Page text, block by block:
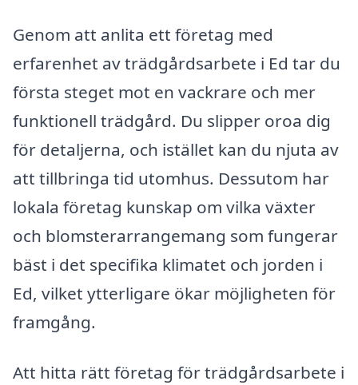
Genom att anlita ett företag med
erfarenhet av trädgårdsarbete i Ed tar du
första steget mot en vackrare och mer
funktionell trädgård. Du slipper oroa dig
för detaljerna, och istället kan du njuta av
att tillbringa tid utomhus. Dessutom har
lokala företag kunskap om vilka växter
och blomsterarrangemang som fungerar
bäst i det specifika klimatet och jorden i
Ed, vilket ytterligare ökar möjligheten för
framgång.
Att hitta rätt företag för trädgårdsarbete i